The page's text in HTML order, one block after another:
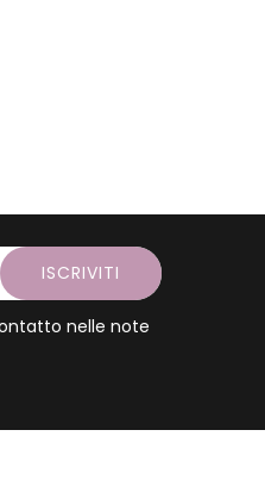
ISCRIVITI
nelle note